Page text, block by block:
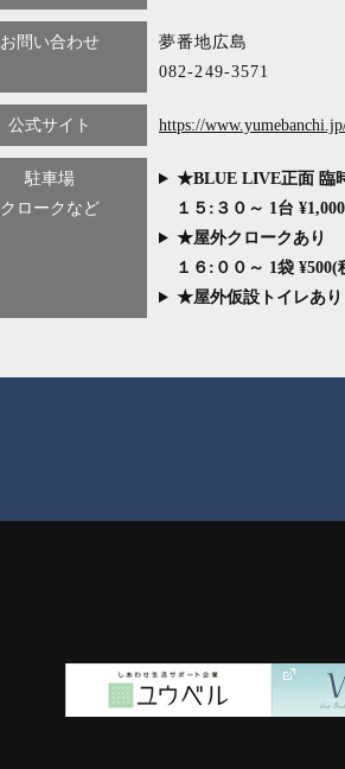
お問い合わせ
夢番地広島
082-249-3571
公式サイト https://
駐車場
クロークなど
★BLUE LIVE正面 臨
１５:３０～ 1台
★屋外クロークあり
１６:００～ 1袋 ¥500(
★屋外仮設トイレあり